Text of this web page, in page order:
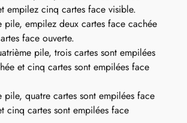
empilez cinq cartes face visible.
pile, empilez deux cartes face cachée
face ouverte.
pile, trois cartes sont empilées
et cinq cartes sont empilées face
pile, quatre cartes sont empilées face
cinq cartes sont empilées face